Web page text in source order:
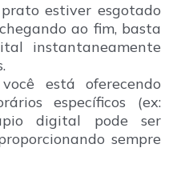
estiver esgotado
ao fim, basta
instantaneamente
está oferecendo
específicos (ex:
digital pode ser
sempre